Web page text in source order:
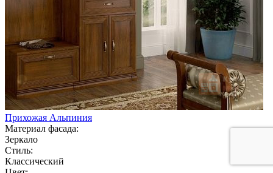
Прихожая Альпиния
Материал фасада:
Зеркало
Стиль:
Классический